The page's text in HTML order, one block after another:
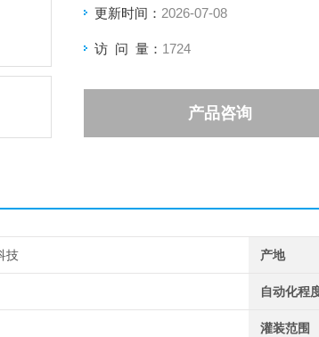
更新时间： 2026-07-08
访 问 量： 1724
产品咨询
技 产地
自动化程
灌装范围